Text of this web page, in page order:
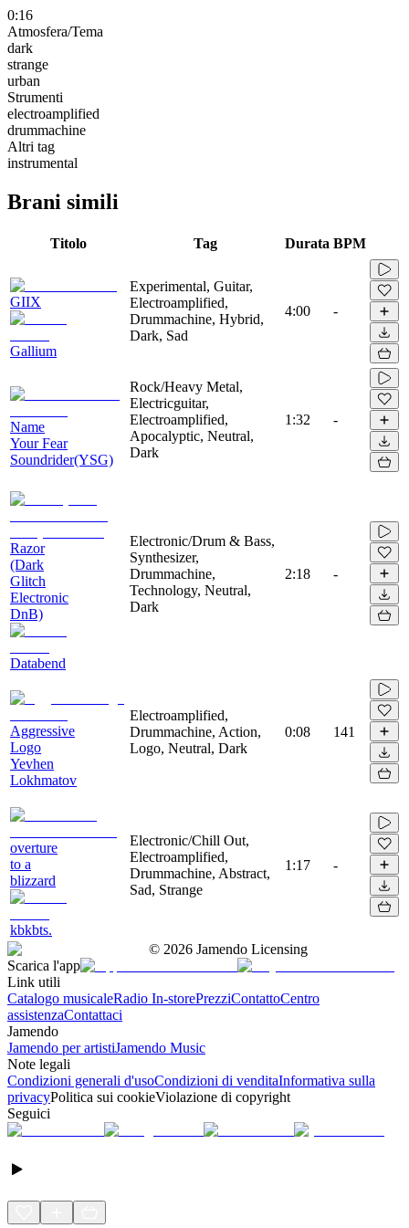
0:16
Atmosfera/Tema
dark
strange
urban
Strumenti
electroamplified
drummachine
Altri tag
instrumental
Brani simili
Titolo Tag Durata BPM
GIIX
Gallium
Experimental, Guitar,
Electroamplified,
Drummachine, Hybrid,
Dark, Sad
4:00 -
Name
Your Fear
Soundrider(YSG)
Rock/Heavy Metal,
Electricguitar,
Electroamplified,
Apocalyptic, Neutral,
Dark
1:32 -
Razor
(Dark
Glitch
Electronic
DnB)
Databend
Electronic/Drum & Bass,
Synthesizer,
Drummachine,
Technology, Neutral,
Dark
2:18 -
Aggressive
Logo
Yevhen
Lokhmatov
Electroamplified,
Drummachine, Action,
Logo, Neutral, Dark
0:08 141
overture
to a
blizzard
kbkbts.
Electronic/Chill Out,
Electroamplified,
Drummachine, Abstract,
Sad, Strange
1:17 -
© 2026 Jamendo Licensing
Scarica l'app
Link utili
Catalogo musicaleRadio In-storePrezziContattoCentro
assistenzaContattaci
Jamendo
Jamendo per artistiJamendo Music
Note legali
Condizioni generali d'usoCondizioni di venditaInformativa sulla
privacyPolitica sui cookieViolazione di copyright
Seguici